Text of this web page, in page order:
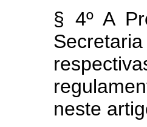
§ 4º A
neste